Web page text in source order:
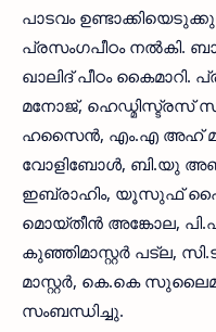
പാടവം
പ്രസംഗപീഠം നല്‍കി.
ഖാലിദ് പീഠം കൈമാറി.
മനോജ്, ഹെഡ്മിസ്ട്രസ്
ഹസൈന്‍, എം.എ അഹ്
വോളിബോള്‍, ബി.യു
ഇബ്രാഹിം, യൂസുഫ്
മൊയ്തീന്‍ അങ്കോല,
കുഞ്ഞിമാസ്റ്റര്‍ പട്ല,
മാസ്റ്റര്‍, കെ.കെ
സംബന്ധിച്ചു.